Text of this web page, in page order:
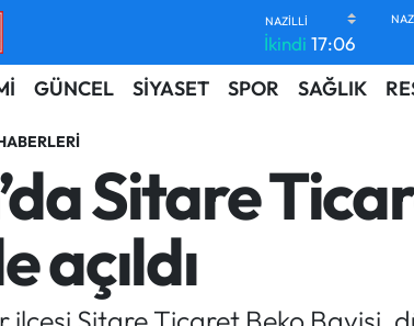
İkindi 17:06
GÜNCEL SİYASET SPOR SAĞLIK
Sitare
açıldı
Fikstür